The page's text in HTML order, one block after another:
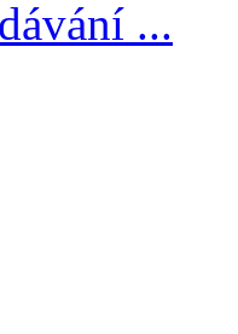
...